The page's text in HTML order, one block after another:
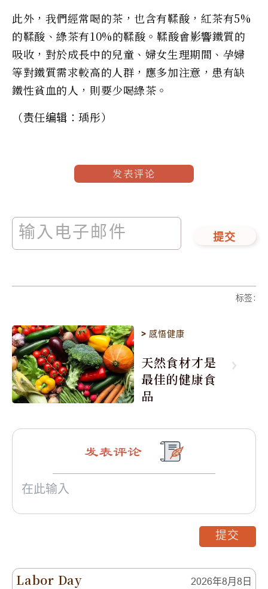
此外，我們經常喝的茶，也含有鞣酸，紅茶有5%
的鞣酸、綠茶有10%的鞣酸。鞣酸會影響鐵質的
吸收，對於成長中的兒童、婦女生理期間、孕婦
等對鐵質需求較高的人群，應多加注意，患有缺
鐵性貧血的人，則要少喝綠茶。
（责任编辑：瑀彤）
发表评论
提交
标签:
> 感悟健康
天然食材才是
最佳的健康食
品
Labor Day 2026年8月8日
发表评论
提交